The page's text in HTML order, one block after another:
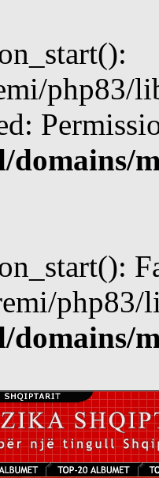
php83/
domains/
php83/
domains/